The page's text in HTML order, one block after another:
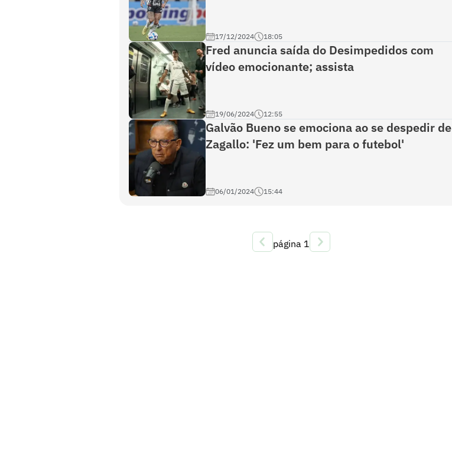
17/12/2024 18:05
Fred anuncia saída do Desimpedidos com
vídeo emocionante; assista
19/06/2024 12:55
Galvão Bueno se emociona ao se despedir de
Zagallo: 'Fez um bem para o futebol'
06/01/2024 15:44
página 1